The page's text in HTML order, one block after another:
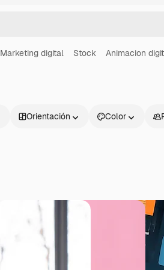
Marketing digital Stock Animacion
Orientación Color
Productos Información